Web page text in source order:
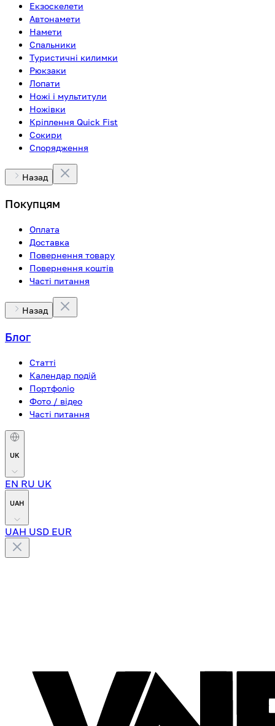
Екзоскелети
Автонамети
Намети
Спальники
Туристичні килимки
Рюкзаки
Лопати
Ножі і мультитули
Ножівки
Кріплення Quick Fist
Сокири
Спорядження
Назад
Покупцям
Оплата
Доставка
Повернення товару
Повернення коштів
Часті питання
Назад
Блог
Статті
Календар подій
Портфоліо
Фото / відео
Часті питання
UK
EN RU UK
UAH
UAH USD EUR